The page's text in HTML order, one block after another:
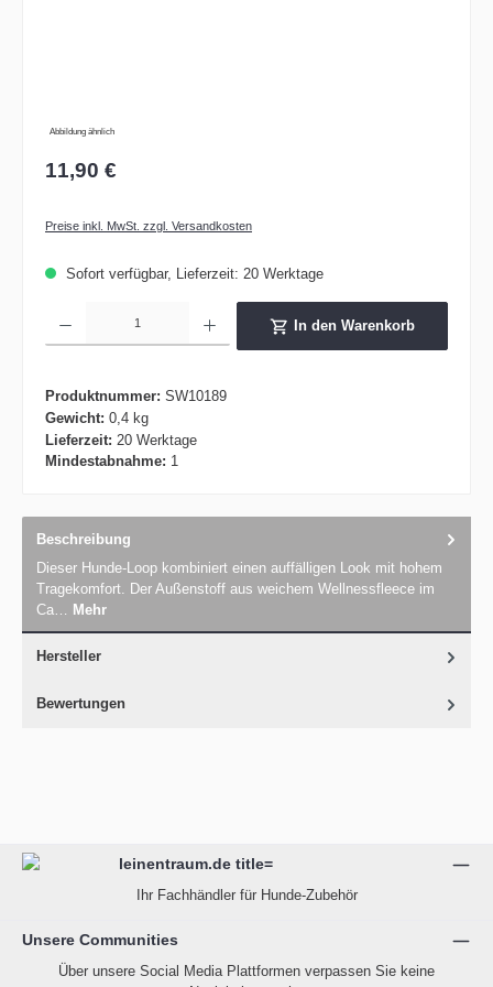
Abbildung ähnlich
11,90 €
Preise inkl. MwSt. zzgl. Versandkosten
Sofort verfügbar, Lieferzeit: 20 Werktage
In den Warenkorb
Produktnummer: SW10189
Gewicht: 0,4 kg
Lieferzeit: 20 Werktage
Mindestabnahme: 1
Beschreibung
Dieser Hunde-Loop kombiniert einen auffälligen Look mit hohem
Tragekomfort. Der Außenstoff aus weichem Wellnessfleece im
Ca… Mehr
Hersteller
Bewertungen
Ihr Fachhändler für Hunde-Zubehör
Unsere Communities
Über unsere Social Media Plattformen verpassen Sie keine